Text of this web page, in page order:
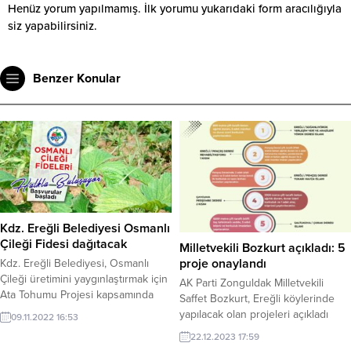
Henüz yorum yapılmamış. İlk yorumu yukarıdaki form aracılığıyla
siz yapabilirsiniz.
Benzer Konular
Kdz. Ereğli Belediyesi Osmanlı
Çileği Fidesi dağıtacak
Kdz. Ereğli Belediyesi, Osmanlı
Çileği üretimini yaygınlaştırmak için
Ata Tohumu Projesi kapsamında
ürettiği 3 bin fideyi halka dağıtacak.
Başvurular 9-10-11 Kasım
09.11.2022 16:53
Milletvekili Bozkurt açıkladı: 5
proje onaylandı
AK Parti Zonguldak Milletvekili
Saffet Bozkurt, Ereğli köylerinde
yapılacak olan projeleri açıkladı
22.12.2023 17:59